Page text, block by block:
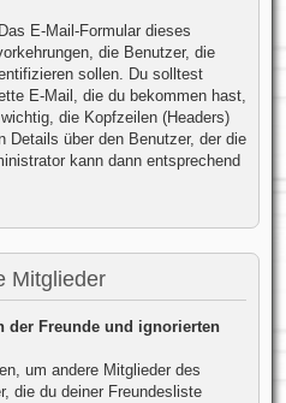
E-Mail-Formular dieses
die Benutzer, die
sollen. Du solltest
E-Mail, die du bekommen hast,
die Kopfzeilen (Headers)
Details über den Benutzer, der die
kann dann entsprechend
Mitglieder
der Freunde und ignorierten
um andere Mitglieder des
die du deiner Freundesliste